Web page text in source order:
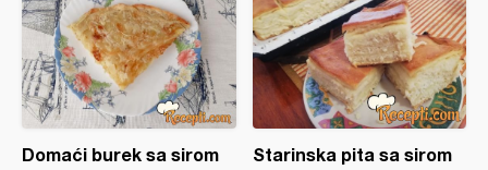
Domaći burek sa sirom Starinska pita sa sirom